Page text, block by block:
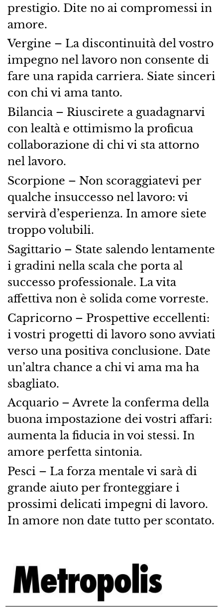
prestigio. Dite no ai compromessi in
amore.
Vergine – La discontinuità del vostro
impegno nel lavoro non consente di
fare una rapida carriera. Siate sinceri
con chi vi ama tanto.
Bilancia – Riuscirete a guadagnarvi
con lealtà e ottimismo la proficua
collaborazione di chi vi sta attorno
nel lavoro.
Scorpione – Non scoraggiatevi per
qualche insuccesso nel lavoro: vi
servirà d’esperienza. In amore siete
troppo volubili.
Sagittario – State salendo lentamente
i gradini nella scala che porta al
successo professionale. La vita
affettiva non è solida come vorreste.
Capricorno – Prospettive eccellenti:
i vostri progetti di lavoro sono avviati
verso una positiva conclusione. Date
un’altra chance a chi vi ama ma ha
sbagliato.
Acquario – Avrete la conferma della
buona impostazione dei vostri affari:
aumenta la fiducia in voi stessi. In
amore perfetta sintonia.
Pesci – La forza mentale vi sarà di
grande aiuto per fronteggiare i
prossimi delicati impegni di lavoro.
In amore non date tutto per scontato.